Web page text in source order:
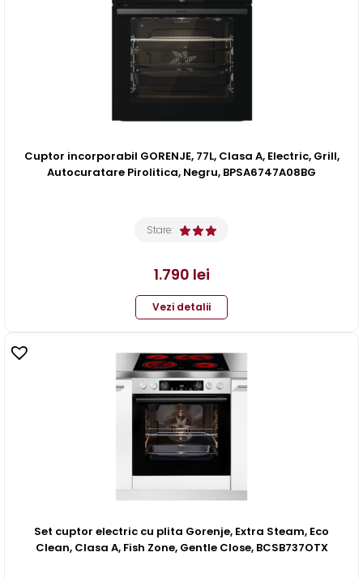
Cuptor incorporabil GORENJE, 77L, Clasa A, Electric, Grill,
Autocuratare Pirolitica, Negru, BPSA6747A08BG
Stare:
1.790 lei
Vezi detalii
Set cuptor electric cu plita Gorenje, Extra Steam, Eco
Clean, Clasa A, Fish Zone, Gentle Close, BCSB737OTX